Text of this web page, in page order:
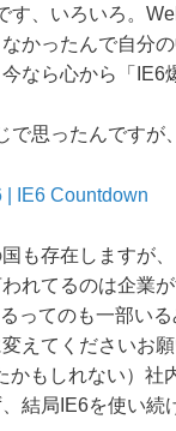
す、いろいろ。
かったんで自分
なら心から「IE6
思ったんですが
| IE6 Countdown
も存在しますが
れてるのは企業
ってのも一部い
えてくださいお
もしれない）社
結局IE6を使い続